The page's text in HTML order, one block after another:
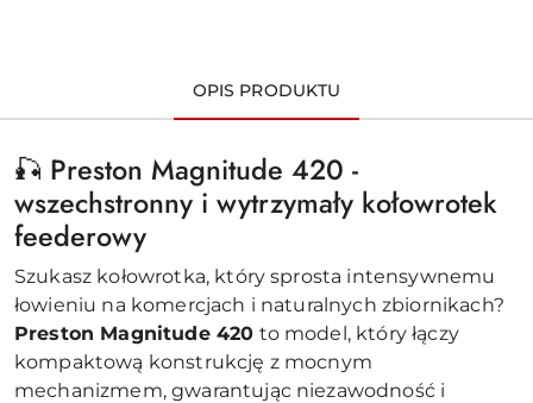
OPIS PRODUKTU
🎣 Preston Magnitude 420 -
wszechstronny i wytrzymały kołowrotek
feederowy
Szukasz kołowrotka, który sprosta intensywnemu
łowieniu na komercjach i naturalnych zbiornikach?
Preston Magnitude 420 to model, który łączy
kompaktową konstrukcję z mocnym
mechanizmem, gwarantując niezawodność i